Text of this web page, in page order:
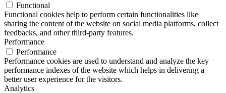
Functional
Functional cookies help to perform certain functionalities like
sharing the content of the website on social media platforms, collect
feedbacks, and other third-party features.
Performance
Performance
Performance cookies are used to understand and analyze the key
performance indexes of the website which helps in delivering a
better user experience for the visitors.
Analytics